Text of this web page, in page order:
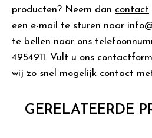
producten? Neem dan contact
een e-mail te sturen naar
te bellen naar ons
4954911. Vult u ons
wij zo snel mogelijk contact
GERELATEERDE